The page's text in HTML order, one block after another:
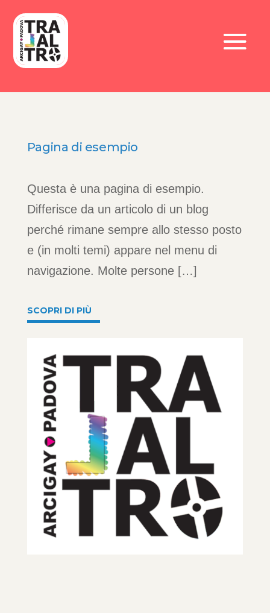
Pagina di esempio
Questa è una pagina di esempio.
Differisce da un articolo di un blog
perché rimane sempre allo stesso posto
e (in molti temi) appare nel menu di
navigazione. Molte persone […]
SCOPRI DI PIÙ